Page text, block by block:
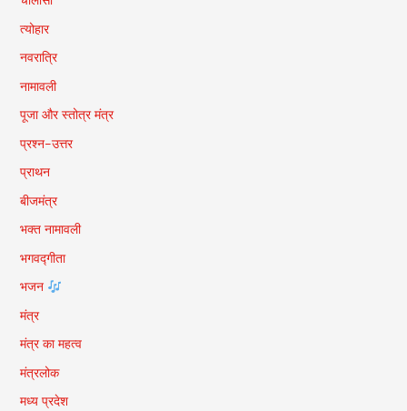
त्योहार
नवरात्रि
नामावली
पूजा और स्तोत्र मंत्र
प्रश्न-उत्तर
प्राथन
बीजमंत्र
भक्त नामावली
भगवद्गीता
भजन
मंत्र
मंत्र का महत्व
मंत्रलोक
मध्य प्रदेश